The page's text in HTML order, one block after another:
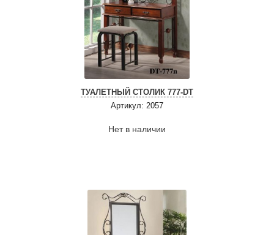
ТУАЛЕТНЫЙ СТОЛИК 777-DT
Артикул: 2057
Нет в наличии